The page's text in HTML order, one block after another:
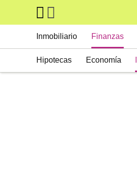
Skip to main content
Inmobiliario Finanzas
Hipotecas Economía